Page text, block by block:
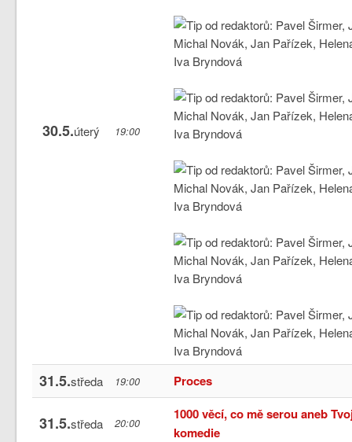
30.5.úterý 19:00
31.5.středa 19:00 Proces
31.5.středa 20:00
1000 věcí, co mě serou aneb
komedie